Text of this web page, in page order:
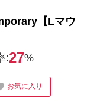
【Lマウ
:27%
お気に入り